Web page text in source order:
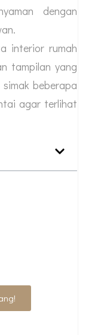
dengan
interior rumah
tampilan yang
beberapa
agar terlihat